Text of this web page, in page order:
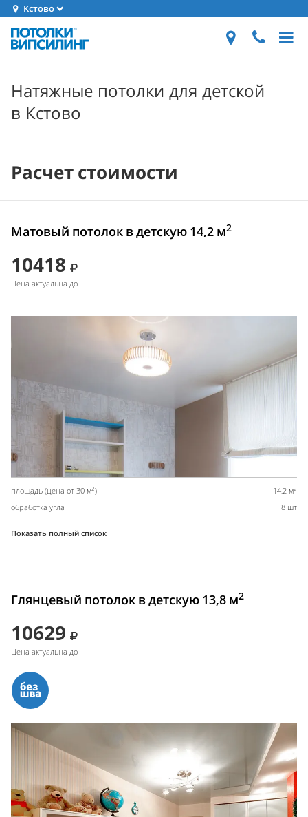
Кстово
Натяжные потолки для детской
в Кстово
Расчет стоимости
Матовый потолок в детскую 14,2 м2
10418
Цена актуальна до
площадь (цена от 30 м2) 14,2 м2
обработка угла 8 шт
Показать полный список
Глянцевый потолок в детскую 13,8 м2
10629
Цена актуальна до